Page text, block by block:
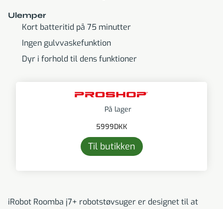
Ulemper
Kort batteritid på 75 minutter
Ingen gulvvaskefunktion
Dyr i forhold til dens funktioner
På lager
5999DKK
Til butikken
iRobot Roomba j7+ robotstøvsuger er designet til at